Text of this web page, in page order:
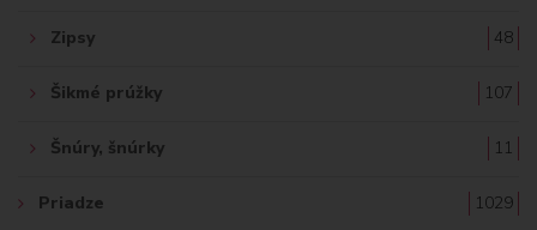
Zipsy 48
Šikmé prúžky 107
Šnúry, šnúrky 11
Priadze 1029